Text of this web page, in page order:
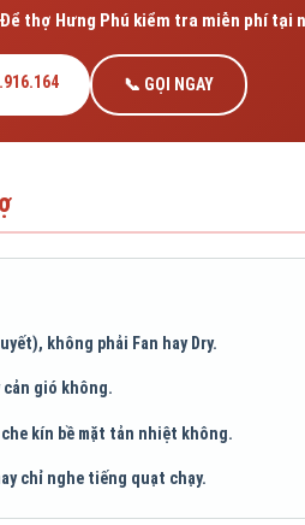
thợ Hưng Phú kiểm tra miễn phí tại
📞 GỌI NGAY
không phải Fan hay Dry.
cản gió không.
kín bề mặt tản nhiệt không.
chỉ nghe tiếng quạt chạy.